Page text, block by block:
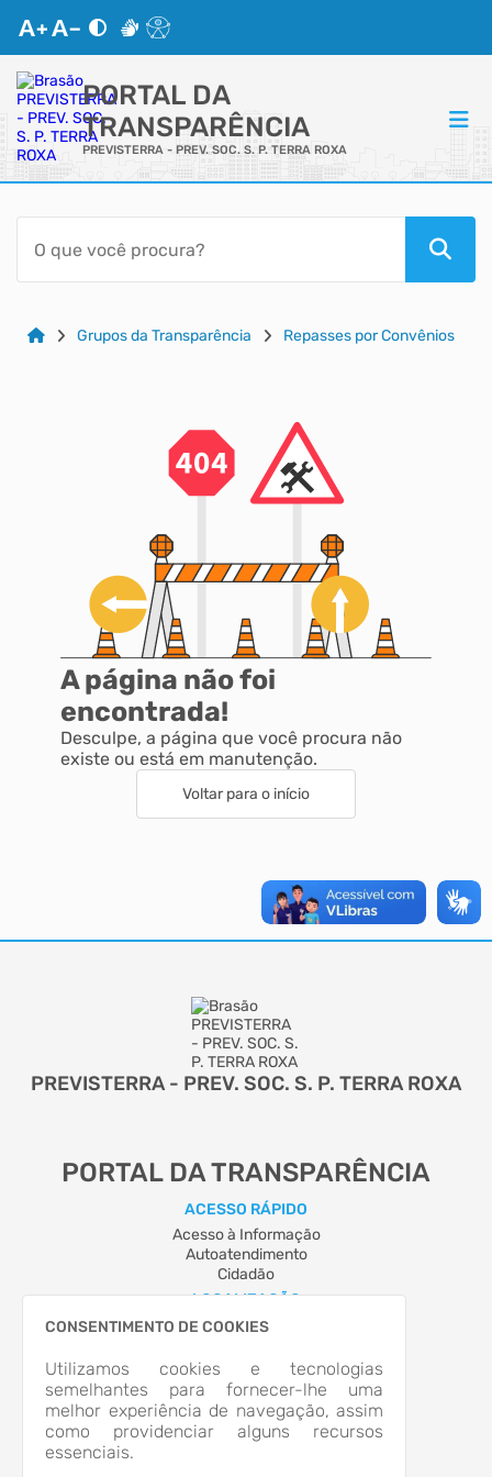
PORTAL DA
TRANSPARÊNCIA
PREVISTERRA - PREV. SOC. S. P. TERRA ROXA
ACESSO RÁPIDO
Acessibilidade
CidadãoGrupos da Transparência Repasses por Convênios
A página não foi
encontrada!
Desculpe, a página que você procura não
existe ou está em manutenção.
Voltar para o início
CONSENTIMENTO DE COOKIES
Utilizamos cookies e tecnologias
semelhantes para fornecer-lhe uma
melhor experiência de navegação, assim
como providenciar alguns recursos
essenciais.
PREVISTERRA - PREV. SOC. S. P. TERRA ROXA
PORTAL DA TRANSPARÊNCIA
ACESSO RÁPIDO
Acesso à Informação
Autoatendimento
Cidadão
LOCALIZAÇÃO
Rua GOV. PARIGOT DE SOUZA, Nº 129, Centro
CEP: 85.990-000
Abrir no Mapa
CONTATOS
(44) 3645-1782
previdencia@terraroxa.pr.gov.br